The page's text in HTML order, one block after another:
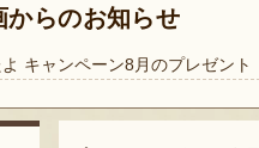
からのお知らせ
キャンペーン8月のプレゼント